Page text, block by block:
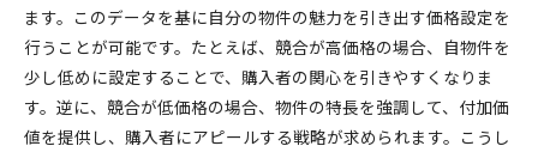
ます。このデータを基に自分の物件の魅力を引き出す価格設定を
行うことが可能です。たとえば、競合が高価格の場合、自物件を
少し低めに設定することで、購入者の関心を引きやすくなりま
す。逆に、競合が低価格の場合、物件の特長を強調して、付加価
値を提供し、購入者にアピールする戦略が求められます。こうし